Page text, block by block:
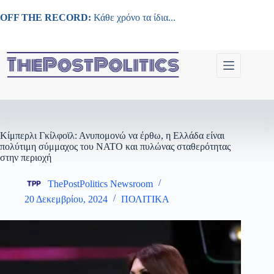
στο
OFF THE RECORD: Κάθε χρόνο τα ίδια...
Κίμπερλι Γκίλφοϊλ: Ανυπομονώ να έρθω, η Ελλάδα είναι
πολύτιμη σύμμαχος του ΝΑΤΟ και πυλώνας σταθερότητας
στην περιοχή
ThePostPolitics Newsroom
20 Δεκεμβρίου, 2024
ΠΟΛΙΤΙΚΑ